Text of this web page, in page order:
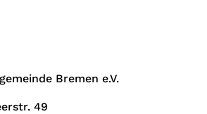
Bremen e.V.
49